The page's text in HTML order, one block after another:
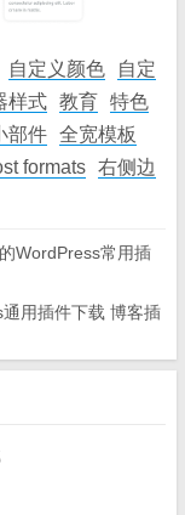
自定义颜色
自定
样式 教育 特色
部件 全宽模板
formats 右侧边
WordPress常用插
用插件下载 博客插